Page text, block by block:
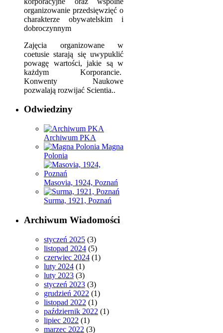
organizowanie przedsięwzięć o
charakterze obywatelskim i
dobroczynnym
Zajęcia organizowane w
coetusie starają się uwypuklić
powagę wartości, jakie są w
każdym Korporancie.
Konwenty Naukowe
pozwalają rozwijać Scientia..
Odwiedziny
Archiwum PKA
Magna
Polonia
Masovia, 1924, Poznań
Surma, 1921, Poznań
Archiwum Wiadomości
styczeń 2025 (3)
listopad 2024 (5)
czerwiec 2024 (1)
luty 2024 (1)
luty 2023 (3)
styczeń 2023 (3)
grudzień 2022 (1)
listopad 2022 (1)
październik 2022 (1)
lipiec 2022 (1)
marzec 2022 (3)